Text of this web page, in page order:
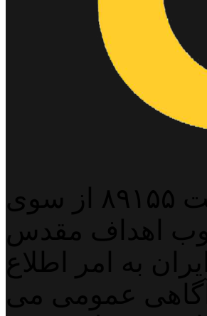
پایگاه خبری خبربین آنلاین به شماره ثبت ۸۹۱۵۵ از سوی
اهداف مقدس
به امر اطلاع
عمومی می